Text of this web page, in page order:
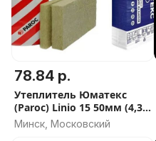
78.84 р.
Утеплитель Юматекс
(Paroc) Linio 15 50мм (4,32
м2) - 105 плотность
Минск, Московский